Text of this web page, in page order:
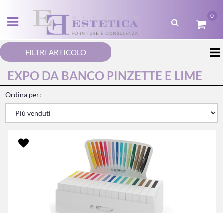
Open menu
0
FILTRI ARTICOLO
EXPO DA BANCO PINZETTE E LIME
Ordina per: